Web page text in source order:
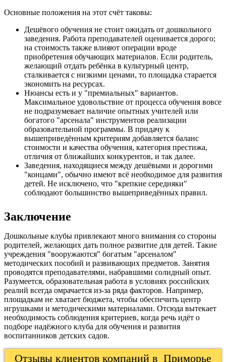
Основные положения на этот счёт таковы:
Дешёвого обучения не стоит ожидать от дошкольного
заведения. Работа преподавателей оценивается дорого;
на стоимость также влияют операции вроде
приобретения обучающих материалов. Если родитель,
желающий отдать ребёнка в культурный центр,
сталкивается с низкими ценами, то площадка старается
экономить на ресурсах.
Нюансы есть и у "премиальных" вариантов.
Максимальное удовольствие от процесса обучения вовсе
не подразумевает наличие опытных учителей или
богатого "арсенала" инструментов реализации
образовательной программы. В придачу к
вышеприведённым критериям добавляется баланс
стоимости и качества обучения, категория престижа,
отличия от ближайших конкурентов, и так далее.
Заведения, находящиеся между дешёвыми и дорогими
"концами", обычно имеют всё необходимое для развития
детей. Не исключено, что "крепкие середняки"
соблюдают большинство вышеприведённых правил.
Заключение
Дошкольные клубы привлекают много внимания со стороны
родителей, желающих дать полное развитие для детей. Такие
учреждения "вооружаются" богатым "арсеналом"
методических пособий и развивающих предметов. Занятия
проводятся преподавателями, набравшими солидный опыт.
Разумеется, образовательная работа в условиях российских
реалий всегда омрачается из-за ряда факторов. Например,
площадкам не хватает бюджета, чтобы обеспечить центр
игрушками и методическими материалами. Отсюда вытекает
необходимость соблюдения критериев, когда речь идёт о
подборе надёжного клуба для обучения и развития
воспитанников детских садов.
Отзывы клиентов компаний в Приморье